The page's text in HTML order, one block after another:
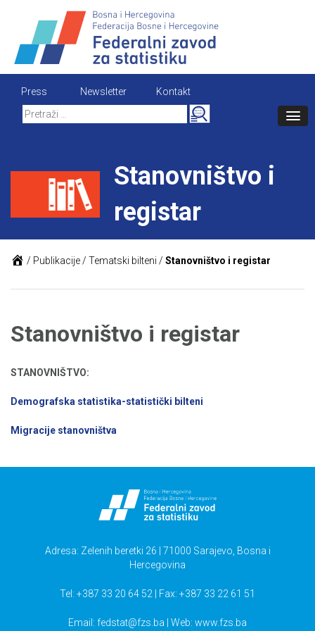
content
Press Newsletter
Kontakt
Search
for:
Stanovništvo i
registar
/ Publikacije/ Tematski bilteni / Stanovništvo i registar
Stanovništvo i registar
STANOVNIŠTVO:
Demografska statistika-statistički bilteni
Migracije stanovništva
Adresa: Zelenih beretki 26 | 71000 Sarajevo, Bosna i
Hercegovina
Tel: +387 33 20 64 52 | Fax: +387 33 22 61 51
Email: fedstat@fzs.ba | Web: www.fzs.ba